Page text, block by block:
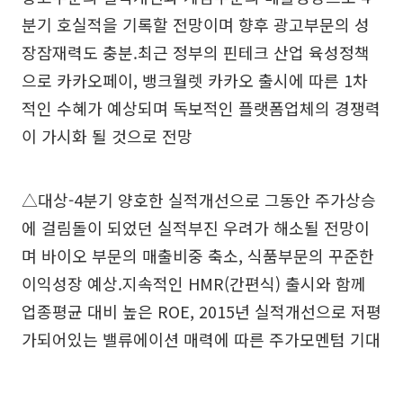
분기 호실적을 기록할 전망이며 향후 광고부문의 성
장잠재력도 충분.최근 정부의 핀테크 산업 육성정책
으로 카카오페이, 뱅크월렛 카카오 출시에 따른 1차
적인 수혜가 예상되며 독보적인 플랫폼업체의 경쟁력
이 가시화 될 것으로 전망
△대상-4분기 양호한 실적개선으로 그동안 주가상승
에 걸림돌이 되었던 실적부진 우려가 해소될 전망이
며 바이오 부문의 매출비중 축소, 식품부문의 꾸준한
이익성장 예상.지속적인 HMR(간편식) 출시와 함께
업종평균 대비 높은 ROE, 2015년 실적개선으로 저평
가되어있는 밸류에이션 매력에 따른 주가모멘텀 기대